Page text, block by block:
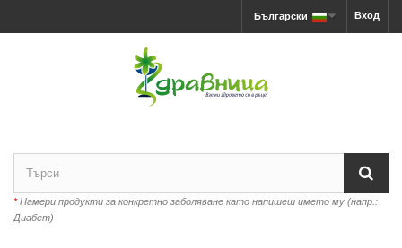
Вход
Български
*Намери продукти за конкретно заболяване като напишеш името му (напр.:
Диабет)